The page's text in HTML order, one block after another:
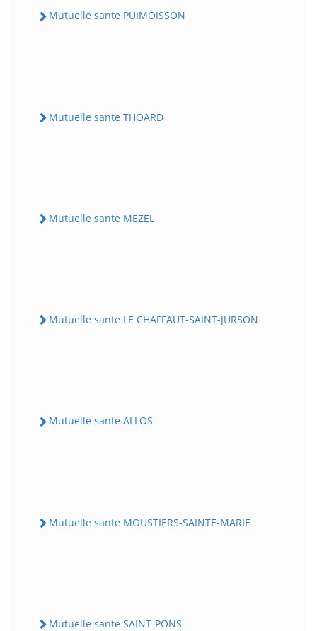
Mutuelle sante PUIMOISSON
Mutuelle sante THOARD
Mutuelle sante MEZEL
Mutuelle sante LE CHAFFAUT-SAINT-JURSON
Mutuelle sante ALLOS
Mutuelle sante MOUSTIERS-SAINTE-MARIE
Mutuelle sante SAINT-PONS